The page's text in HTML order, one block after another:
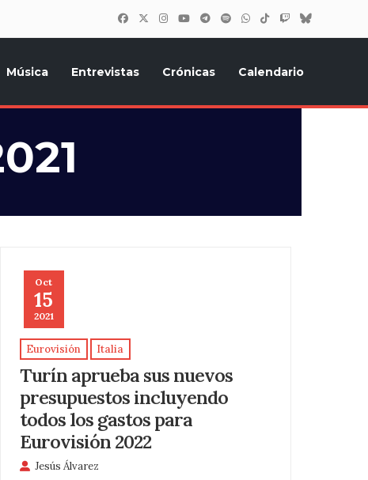
Música Entrevistas Crónicas Calendario
Oct
15
2021
Eurovisión Italia
Turín aprueba sus nuevos
presupuestos incluyendo
todos los gastos para
Eurovisión 2022
Jesús Álvarez